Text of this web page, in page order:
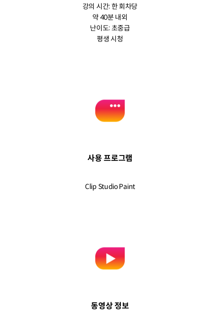
강의 시간: 한 회차당
약 40분 내외
난이도: 초중급
평생 시청
사용 프로그램
Clip Studio Paint
동영상 정보